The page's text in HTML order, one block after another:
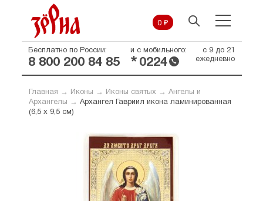
0 ₽
Бесплатно по России:
8 800 200 84 85
и с мобильного:
* 0224
с 9 до 21
ежедневно
Главная → Иконы → Иконы святых→ Ангелы и
Архангелы → Архангел Гавриил икона ламинированная
(6,5 х 9,5 см)